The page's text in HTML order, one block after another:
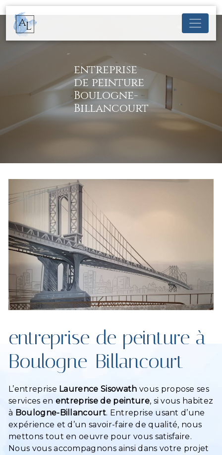
Panneau de gestion des cookies
entreprise
de peinture
Boulogne-
Billancourt
entreprise de peinture à
Boulogne-Billancourt
L’entreprise Laurence Sisowath vous propose ses
services en entreprise de peinture, si vous habitez
à Boulogne-Billancourt. Entreprise usant d’une
expérience et d’un savoir-faire de qualité, nous
mettons tout en oeuvre pour vous satisfaire.
Nous vous accompagnons ainsi dans votre projet